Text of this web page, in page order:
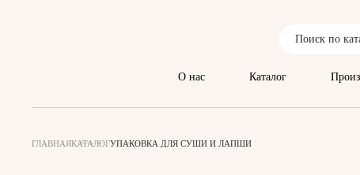
О нас Каталог
ГЛАВНАЯКАТАЛОГУПАКОВКА ДЛЯ СУШИ И ЛАПШИ